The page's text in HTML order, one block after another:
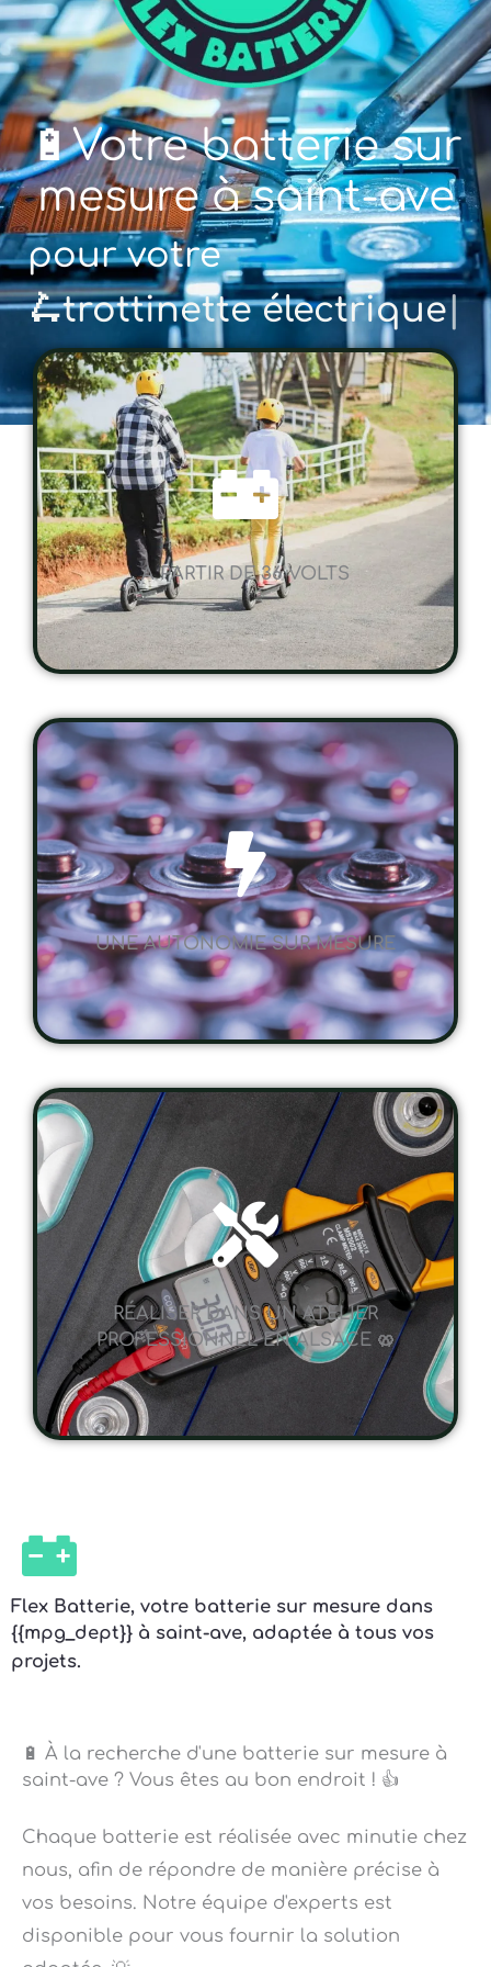
🔋Votre batterie sur
mesure à saint-ave
pour votre🚲 vél
A PARTIR DE 36 VOLTS
UNE AUTONOMIE SUR MESURE
RÉALISER DANS UN ATELIER
PROFESSIONNEL EN ALSACE 🥨
Flex Batterie, votre batterie sur mesure dans
{{mpg_dept}} à saint-ave, adaptée à tous vos
projets.
saint-ave ? Vous êtes au bon endroit ! 👍
nous, afin de répondre de manière précise à
vos besoins. Notre équipe d'experts est
disponible pour vous fournir la solution
adaptée. 💡